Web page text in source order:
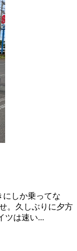
にしか乗ってな
。久しぶりに夕方
ツは速い...